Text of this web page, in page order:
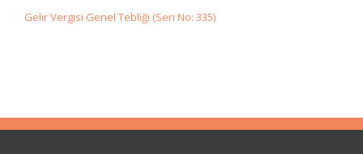
Gelir Vergisi Genel Tebliği (Seri No: 335)